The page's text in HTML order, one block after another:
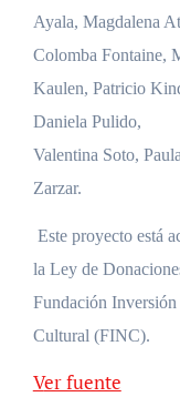
Ayala, Magdalena
Colomba Fontaine,
Kaulen, Patricio
Daniela Pulido,
Valentina Soto,
Zarzar.
Este proyecto está
la Ley de
Fundación Inversión
Cultural (FINC).
Ver fuente